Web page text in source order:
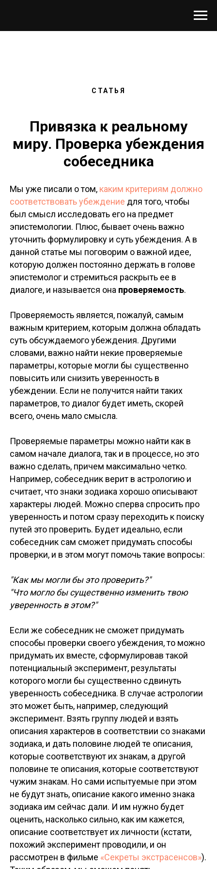
СТАТЬЯ
Привязка к реальному
миру. Проверка убеждения
собеседника
Мы уже писали о том, каким критериям должно
соответствовать убеждение для того, чтобы
был смысл исследовать его на предмет
эпистемологии. Плюс, бывает очень важно
уточнить формулировку и суть убеждения. А в
данной статье мы поговорим о важной идее,
которую должен постоянно держать в голове
эпистемолог и стремиться раскрыть ее в
диалоге, и называется она проверяемость.
Проверяемость является, пожалуй, самым
важным критерием, которым должна обладать
суть обсуждаемого убеждения. Другими
словами, важно найти некие проверяемые
параметры, которые могли бы существенно
повысить или снизить уверенность в
убеждении. Если не получится найти таких
параметров, то диалог будет иметь, скорей
всего, очень мало смысла.
Проверяемые параметры можно найти как в
самом начале диалога, так и в процессе, но это
важно сделать, причем максимально четко.
Например, собеседник верит в астрологию и
считает, что знаки зодиака хорошо описывают
характеры людей. Можно сперва спросить про
уверенность и потом сразу переходить к поиску
путей это проверить. Будет идеально, если
собеседник сам сможет придумать способы
проверки, и в этом могут помочь такие вопросы:
"Как мы могли бы это проверить?"
"Что могло бы существенно изменить твою
уверенность в этом?"
Если же собеседник не сможет придумать
способы проверки своего убеждения, то можно
придумать их вместе, сформулировав такой
потенциальный эксперимент, результаты
которого могли бы существенно сдвинуть
уверенность собеседника. В случае астрологии
это может быть, например, следующий
эксперимент. Взять группу людей и взять
описания характеров в соответствии со знаками
зодиака, и дать половине людей те описания,
которые соответствуют их знакам, а другой
половине те описания, которые соответствуют
чужим знакам. Но сами испытуемые при этом
не будут знать, описание какого именно знака
зодиака им сейчас дали. И им нужно будет
оценить, насколько сильно, как им кажется,
описание соответствует их личности (кстати,
похожий эксперимент проводили, и он
рассмотрен в фильме «Секреты экстрасенсов»).